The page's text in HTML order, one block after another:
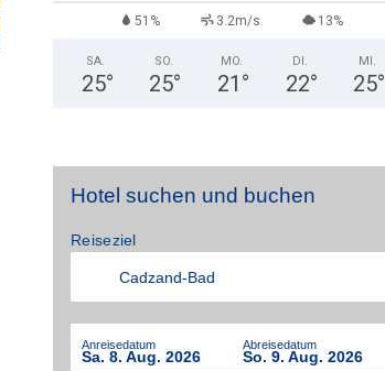
51% 3.2m/s 13%
SA.
25°
SO.
25°
MO.
21 °
DI.
22°
MI.
25°
Hotel suchen und buchen
Reiseziel
Anreisedatum
Sa. 8. Aug. 2026
Abreisedatum
So. 9. Aug. 2026